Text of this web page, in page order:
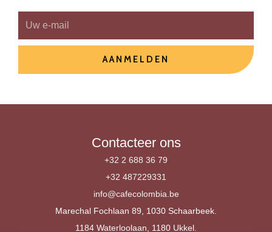
l
AANMELDEN
Contacteer ons
+32 2 688 36 79
+32 487229331
info@cafecolombia.be
Marechal Fochlaan 89, 1030 Schaarbeek.
1184 Waterloolaan, 1180 Ukkel.